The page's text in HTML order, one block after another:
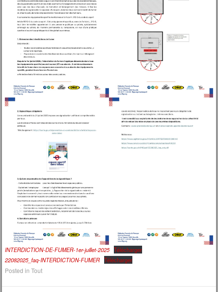
INTERDICTION-DE-FUMER-1er-juillet-2025 Télécharger
22082025_faq-INTERDICTION-FUMER Télécharger
Posted inTout